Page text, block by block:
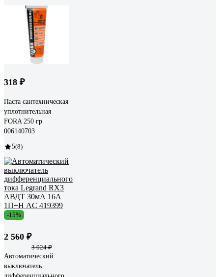
318 ₽
Паста сантехническая
уплотнительная
FORA 250 гр
006140703
5(8)
-15%
2 560 ₽
3 024 ₽
Автоматический
выключатель